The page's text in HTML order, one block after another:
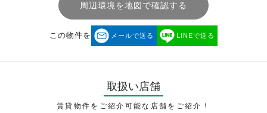
周辺環境を地図で確認する
この物件を メールで送る LINEで送る
取扱い店舗
賃貸物件をご紹介可能な店舗をご紹介！